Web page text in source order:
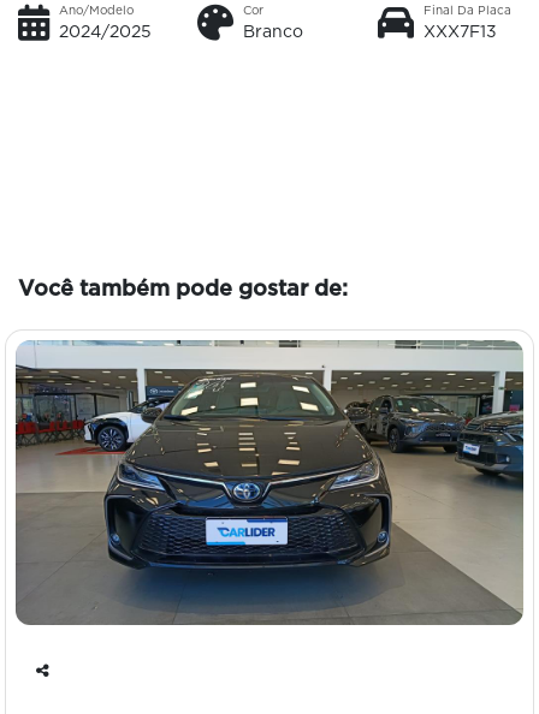
Ano/Modelo
2024/2025
Cor
Branco
Final Da Placa
XXX7F13
Você também pode gostar de: